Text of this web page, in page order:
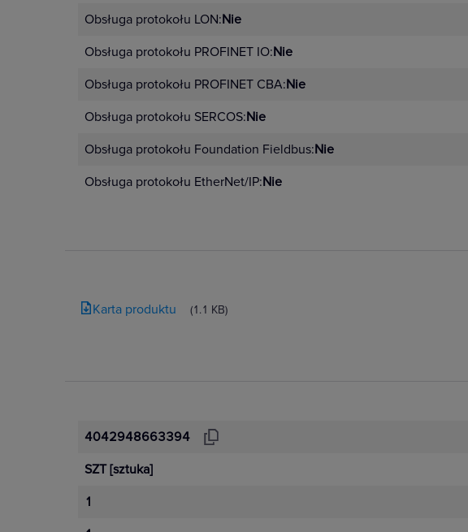
Obsługa protokołu LON:Nie
Obsługa protokołu PROFINET IO:Nie
Obsługa protokołu PROFINET CBA:Nie
Obsługa protokołu SERCOS:Nie
Obsługa protokołu Foundation Fieldbus:Nie
Obsługa protokołu EtherNet/IP:Nie
Karta produktu (1.1 KB)
4042948663394
SZT [sztuka]
1